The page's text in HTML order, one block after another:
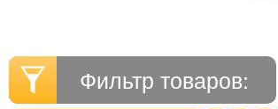
Фильтр товаров: